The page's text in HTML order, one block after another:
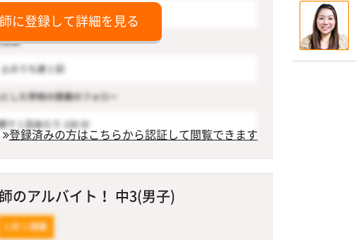
に登録して詳細を見る
登録済みの方はこちらから認証して閲覧できます
のアルバイト！ 中3(男子)